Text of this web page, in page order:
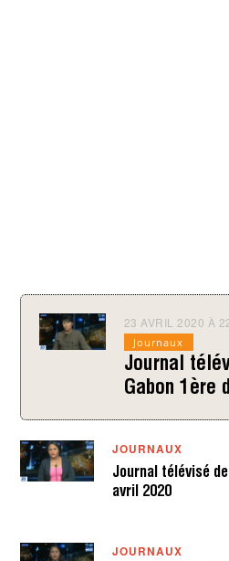
23 AVRIL 2020 À
Journaux
Journal
Gabon 1ère
JOURNAUX
Journal télévisé
avril 2020
JOURNAUX